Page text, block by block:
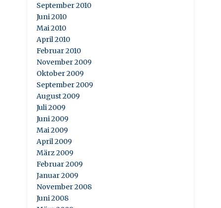
September 2010
Juni 2010
Mai 2010
April 2010
Februar 2010
November 2009
Oktober 2009
September 2009
August 2009
Juli 2009
Juni 2009
Mai 2009
April 2009
März 2009
Februar 2009
Januar 2009
November 2008
Juni 2008